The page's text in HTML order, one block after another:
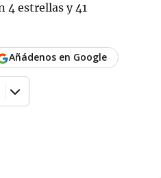
4 estrellas y 41
Añádenos en Google